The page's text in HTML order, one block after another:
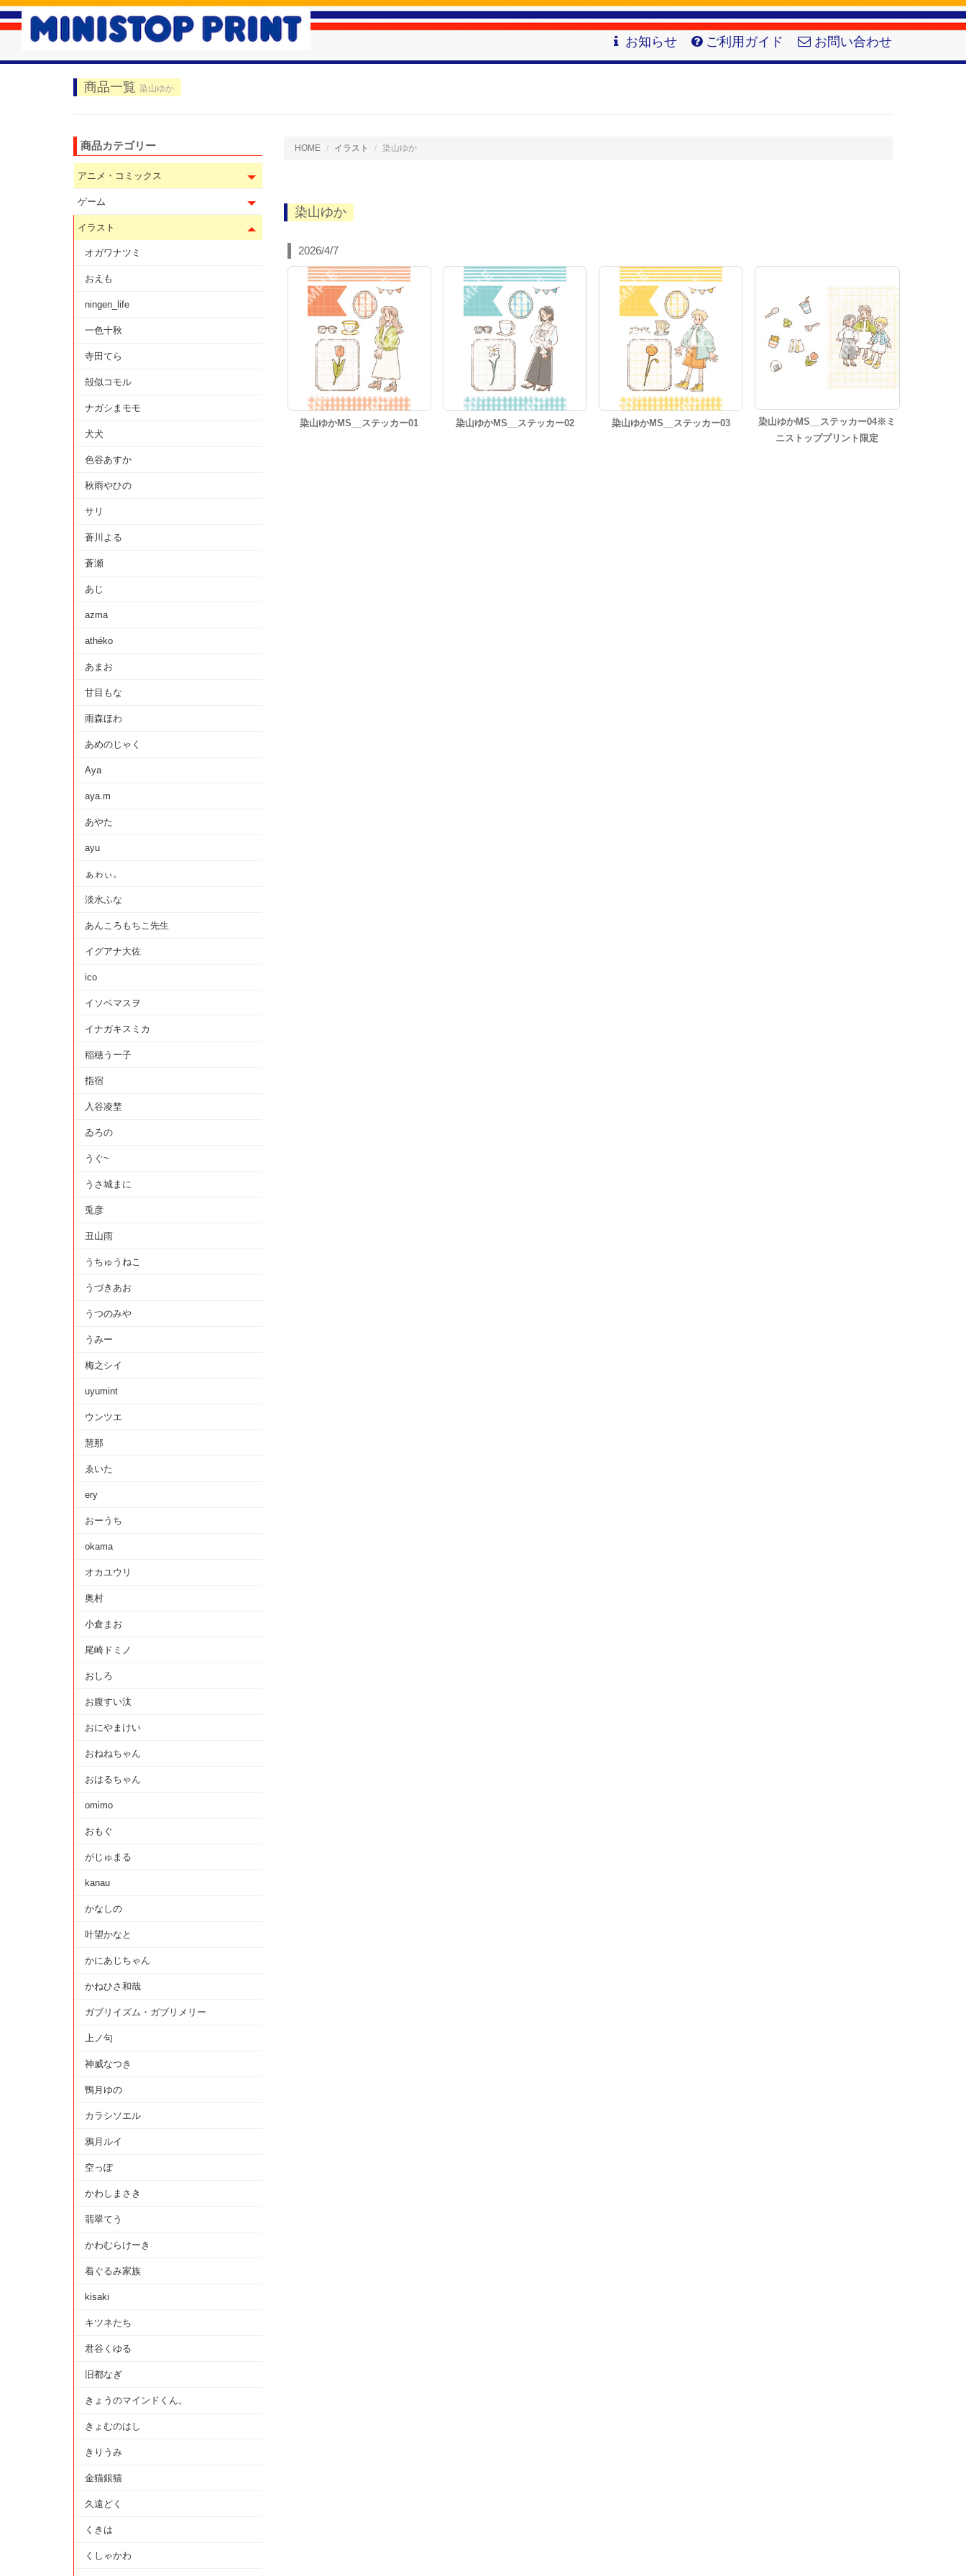
お知らせ ご利用ガイド お問い合わせ
商品一覧 染山ゆか
HOME イラスト 染山ゆか
染山ゆか
2026/4/7
染山ゆかMS__ステッカー01 染山ゆかMS__ステッカー02 染山ゆかMS__ステッカー03
染山ゆかMS__ステッカー04※ミ
ニストッププリント限定
商品カテゴリー
アニメ・コミックス
ゲーム
イラスト
オガワナツミ
おえも
ningen_life
一色十秋
寺田てら
殻似コモル
ナガシまモモ
犬犬
色谷あすか
秋雨やひの
サリ
蒼川よる
蒼瀬
あじ
azma
athéko
あまお
甘目もな
雨森ほわ
あめのじゃく
Aya
aya.m
あやた
ayu
ぁゎぃ。
淡水ふな
あんころもちこ先生
イグアナ大佐
ico
イソベマスヲ
イナガキスミカ
稲穂うー子
指宿
入谷凌埜
ゐろの
うぐ~
うさ城まに
兎彦
丑山雨
うちゅうねこ
うづきあお
うつのみや
うみー
梅之シイ
uyumint
ウンツエ
慧那
ゑいた
ery
おーうち
okama
オカユウリ
奥村
小倉まお
尾崎ドミノ
おしろ
お腹すい汰
おにやまけい
おねねちゃん
おはるちゃん
omimo
おもぐ
がじゅまる
kanau
かなしの
叶望かなと
かにあじちゃん
かねひさ和哉
ガブリイズム・ガブリメリー
上ノ句
神威なつき
鴨月ゆの
カラシソエル
鴉月ルイ
空っぽ
かわしまさき
翡翠てう
かわむらけーき
着ぐるみ家族
kisaki
キツネたち
君谷くゆる
旧都なぎ
きょうのマインドくん。
きょむのはし
きりうみ
金猫銀猫
久遠どく
くきは
くしゃかわ